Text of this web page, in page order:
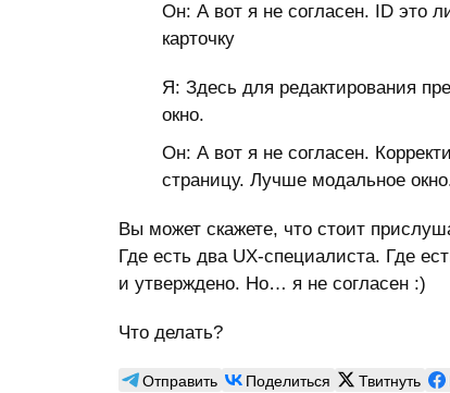
Он: А вот я не согласен. ID это
карточку
Я: Здесь для редактирования
окно.
Он: А вот я не согласен.
страницу. Лучше модальное
Вы может скажете, что стоит
Где есть два UX-специалиста. Где
и утверждено. Но… я не согласен :)
Что делать?
Отправить Поделиться Твитнуть